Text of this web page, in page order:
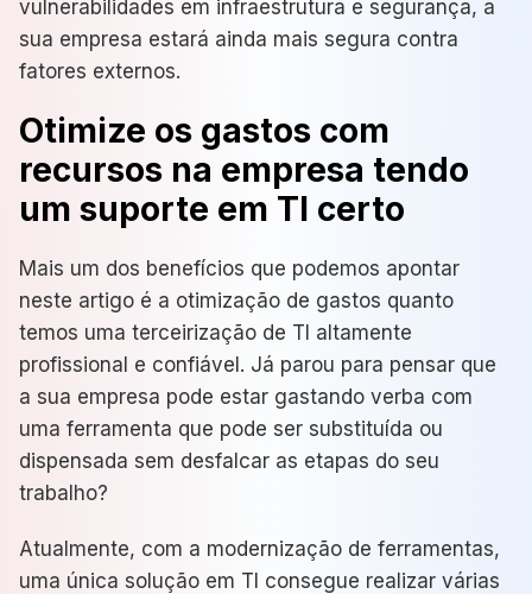
vulnerabilidades em infraestrutura e segurança, a
sua empresa estará ainda mais segura contra
fatores externos.
Otimize os gastos com
recursos na empresa tendo
um suporte em TI certo
Mais um dos benefícios que podemos apontar
neste artigo é a otimização de gastos quanto
temos uma terceirização de TI altamente
profissional e confiável. Já parou para pensar que
a sua empresa pode estar gastando verba com
uma ferramenta que pode ser substituída ou
dispensada sem desfalcar as etapas do seu
trabalho?
Atualmente, com a modernização de ferramentas,
uma única solução em TI consegue realizar várias